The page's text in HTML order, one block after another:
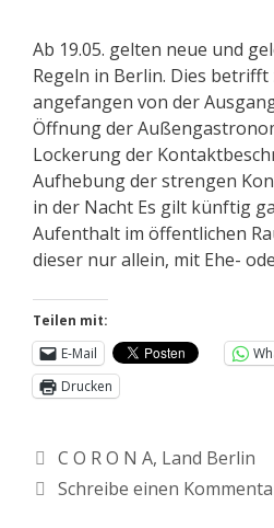
Ab 19.05. gelten neue und
Regeln in Berlin. Dies betrifft
angefangen von der
Öffnung der
Lockerung der
Aufhebung der strengen
in der Nacht Es gilt künftig
Aufenthalt im öffentlichen
dieser nur allein, mit Ehe-
Teilen mit:
E-Mail
Drucken
C O R O N A, Land Berlin
Schreibe einen